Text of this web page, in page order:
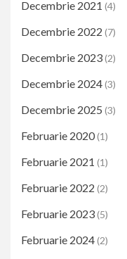
Decembrie 2021 (4)
Decembrie 2022 (7)
Decembrie 2023(2)
Decembrie 2024(3)
Decembrie 2025 (3)
Februarie 2020(1)
Februarie 2021 (1)
Februarie 2022 (2)
Februarie 2023(5)
Februarie 2024(2)